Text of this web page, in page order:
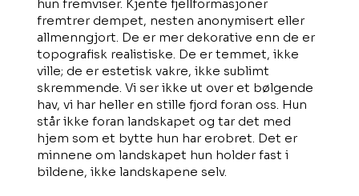
hun fremviser. Kjente fjellformasjoner
fremtrer dempet, nesten anonymisert eller
allmenngjort. De er mer dekorative enn de er
topografisk realistiske. De er temmet, ikke
ville; de er estetisk vakre, ikke sublimt
skremmende. Vi ser ikke ut over et bølgende
hav, vi har heller en stille fjord foran oss. Hun
står ikke foran landskapet og tar det med
hjem som et bytte hun har erobret. Det er
minnene om landskapet hun holder fast i
bildene, ikke landskapene selv.